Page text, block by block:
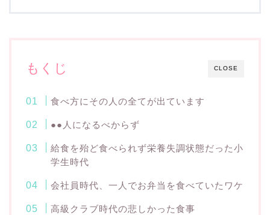
CLOSE
もくじ
食べ方にその人の全てが出ています
●●人になるべからず
給食を殆ど食べられず栄養失調状態だった小
学生時代
会社員時代、一人でお弁当を食べていたワケ
高級クラブ時代の悲しかった食事